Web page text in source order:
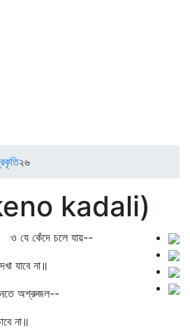
২৬
kadali)
কেঁদে চলে যায়--
যাবে না॥
অশ্রুজল--
না॥